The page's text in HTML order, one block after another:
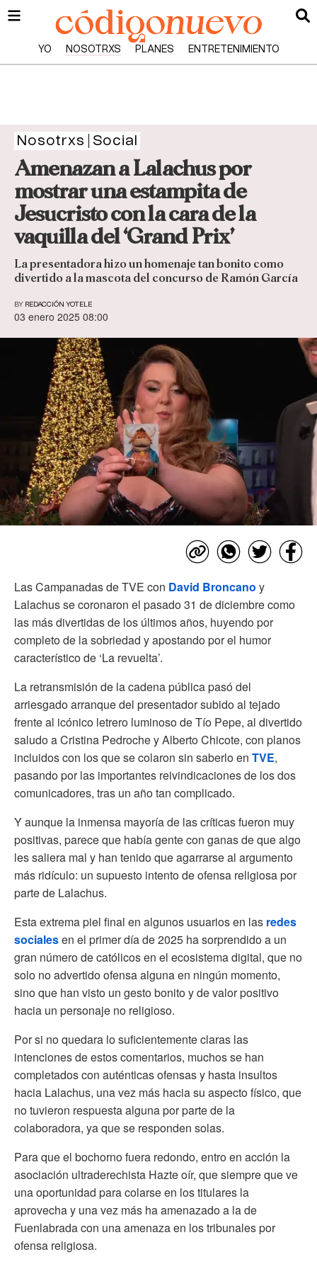
YO NOSOTRXS PLANES ENTRETENIMIENTO
Nosotrxs Social
Amenazan a Lalachus por
mostrar una estampita de
Jesucristo con la cara de la
vaquilla del ‘Grand Prix’
La presentadora hizo un homenaje tan bonito como
divertido a la mascota del concurso de Ramón García
BY REDACCIÓN YOTELE
03 enero 2025 08:00
Las Campanadas de TVE con David Broncano y
Lalachus se coronaron el pasado 31 de diciembre como
las más divertidas de los últimos años, huyendo por
completo de la sobriedad y apostando por el humor
característico de ‘La revuelta’.
La retransmisión de la cadena pública pasó del
arriesgado arranque del presentador subido al tejado
frente al icónico letrero luminoso de Tío Pepe, al divertido
saludo a Cristina Pedroche y Alberto Chicote, con planos
incluidos con los que se colaron sin saberlo en TVE,
pasando por las importantes reivindicaciones de los dos
comunicadores, tras un año tan complicado.
Y aunque la inmensa mayoría de las críticas fueron muy
positivas, parece que había gente con ganas de que algo
les saliera mal y han tenido que agarrarse al argumento
más ridículo: un supuesto intento de ofensa religiosa por
parte de Lalachus.
Esta extrema piel final en algunos usuarios en las redes
socialesen el primer día de 2025 ha sorprendido a un
gran número de católicos en el ecosistema digital, que no
solo no advertido ofensa alguna en ningún momento,
sino que han visto un gesto bonito y de valor positivo
hacia un personaje no religioso.
Por si no quedara lo suficientemente claras las
intenciones de estos comentarios, muchos se han
completados con auténticas ofensas y hasta insultos
hacia Lalachus, una vez más hacia su aspecto físico, que
no tuvieron respuesta alguna por parte de la
colaboradora, ya que se responden solas.
Para que el bochorno fuera redondo, entro en acción la
asociación ultraderechista Hazte oír, que siempre que ve
una oportunidad para colarse en los titulares la
aprovecha y una vez más ha amenazado a la de
Fuenlabrada con una amenaza en los tribunales por
ofensa religiosa.